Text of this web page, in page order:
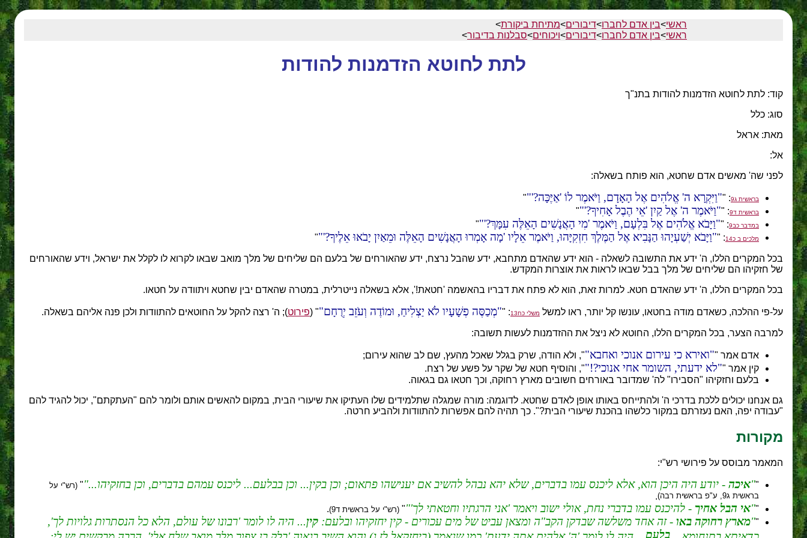
ראשי>בין אדם לחברו>דיבורים>מתיחת ביקורת>
ראשי>בין אדם לחברו>דיבורים>ויכוחים>סבלנות בדיבור>
לתת לחוטא הזדמנות להודות
קוד: לתת לחוטא הזדמנות להודות בתנ"ך
סוג: כלל
מאת: אראל
אל:
לפני שה' מאשים אדם שחטא, הוא פותח בשאלה:
בראשית ג9 : " וַיִּקְרָא ה' אֱלֹהִים אֶל הָאָדָם, וַיֹּאמֶר לוֹ 'אַיֶּכָּה?' "
בראשית ד9 : " וַיֹּאמֶר ה' אֶל קַיִן 'אֵי הֶבֶל אָחִיךָ?' "
במדבר כב9 : " וַיָּבֹא אֱלֹהִים אֶל בִּלְעָם, וַיֹּאמֶר 'מִי הָאֲנָשִׁים הָאֵלֶּה עִמָּךְ?' "
מלכים ב כ14 : " וַיָּבֹא יְשַׁעְיָהוּ הַנָּבִיא אֶל הַמֶּלֶךְ חִזְקִיָּהוּ, וַיֹּאמֶר אֵלָיו 'מָה אָמְרוּ הָאֲנָשִׁים הָאֵלֶּה וּמֵאַיִן יָבֹאוּ אֵלֶיךָ?' "
בכל המקרים הללו, ה' ידע את התשובה לשאלה - הוא ידע שהאדם מתחבא, ידע שהבל נרצח, ידע שהאורחים של בלעם הם שליחים של מלך מואב שבאו לקרוא לו לקלל את ישראל, וידע שהאורחים
של חזקיהו הם שליחים של מלך בבל שבאו לראות את אוצרות המקדש.
בכל המקרים הללו, ה' ידע שהאדם חטא. למרות זאת, הוא לא פתח את דבריו בהאשמה 'חטאת!', אלא בשאלה נייטרלית, במטרה שהאדם יבין שחטא ויתוודה על חטאו.
על-פי ההלכה, כשאדם מודה בחטאו, עונשו קל יותר, ראו למשל משלי כח13 : " מְכַסֶּה פְשָׁעָיו לֹא יַצְלִיחַ, וּמוֹדֶה וְעֹזֵב יְרֻחָם " (פירוט); ה' רצה להקל על החוטאים להתוודות ולכן פנה אליהם בשאלה.
למרבה הצער, בכל המקרים הללו, החוטא לא ניצל את ההזדמנות לעשות תשובה:
אדם אמר " ואירא כי עירום אנוכי ואחבא ", ולא הודה, שרק בגלל שאכל מהעץ, שם לב שהוא עירום;
קין אמר " לא ידעתי, השומר אחי אנוכי?!
", והוסיף חטא של שקר על פשע של רצח.
בלעם וחזקיהו "הסבירו" לה' שמדובר באורחים חשובים מארץ רחוקה, וכך חטאו גם בגאוה.
גם אנחנו יכולים ללכת בדרכי ה' ולהתייחס באותו אופן לאדם שחטא. לדוגמה: מורה שמגלה שתלמידים שלו העתיקו את שיעורי הבית, במקום להאשים אותם ולומר להם "העתקתם", יכול להגיד להם
"עבודה יפה, האם נעזרתם במקור כלשהו בהכנת שיעורי הבית?". כך תהיה להם אפשרות להתוודות ולהביע חרטה.
מקורות
המאמר מבוסס על פירושי רש"י:
" איכה - יודע היה היכן הוא, אלא ליכנס עמו בדברים, שלא יהא נבהל להשיב אם יענישהו פתאום; וכן בקין... וכן בבלעם... ליכנס עמהם בדברים, וכן בחזקיהו... " (רש"י על
בראשית ג9, ע"פ בראשית רבה)
.
" אי הבל אחיך - להיכנס עמו בדברי נחת, אולי ישוב ויאמר 'אני הרגתיו וחטאתי לך' " (רש"י על בראשית ד9)
.
" מארץ רחוקה באו - זה אחד משלשה שבדקן הקב"ה ומצאן עביט של מים עכורים - קין יחזקיהו ובלעם: קין... היה לו לומר 'רבונו של עולם, הלא כל הנסתרות גלויות לך',
כדאיתא בתנחומא... בלעם ... היה לו לומר 'ה' אלהים אתה ידעת' כמו שנאמר (ביחזקאל לז ג) והוא השיב בגאוה 'בלק בן צפור מלך מואב שלח אלי', הרבה מבקשים יש לי;